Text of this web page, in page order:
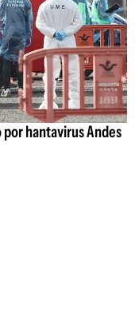
hantavirus Andes